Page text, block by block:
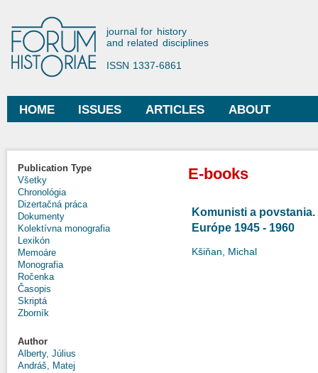
Forum Historiae
journal for history
and related disciplines
ISSN 1337-6861
Main menu
HOME ISSUES ARTICLES ABOUT
Publication Type
Všetky
Chronológia
Dizertačná práca
Dokumenty
Kolektívna monografia
Lexikón
Memoáre
Monografia
Ročenka
Časopis
Skriptá
Zborník
Author
Alberty, Július
Andráš, Matej
E-books
Komunisti a
Európe 1945 - 1960
Kšiňan, Michal